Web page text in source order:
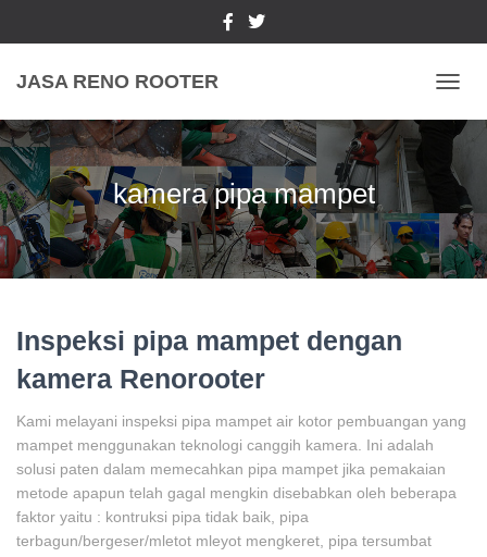
JASA RENO ROOTER
kamera pipa mampet
Inspeksi pipa mampet dengan
kamera Renorooter
Kami melayani inspeksi pipa mampet air kotor pembuangan yang
mampet menggunakan teknologi canggih kamera. Ini adalah
solusi paten dalam memecahkan pipa mampet jika pemakaian
metode apapun telah gagal mengkin disebabkan oleh beberapa
faktor yaitu : kontruksi pipa tidak baik, pipa
terbagun/bergeser/mletot mleyot mengkeret, pipa tersumbat